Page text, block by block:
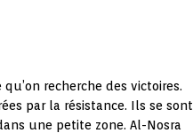
recherche des victoires.
par la résistance. Ils se sont
une petite zone. Al-Nosra